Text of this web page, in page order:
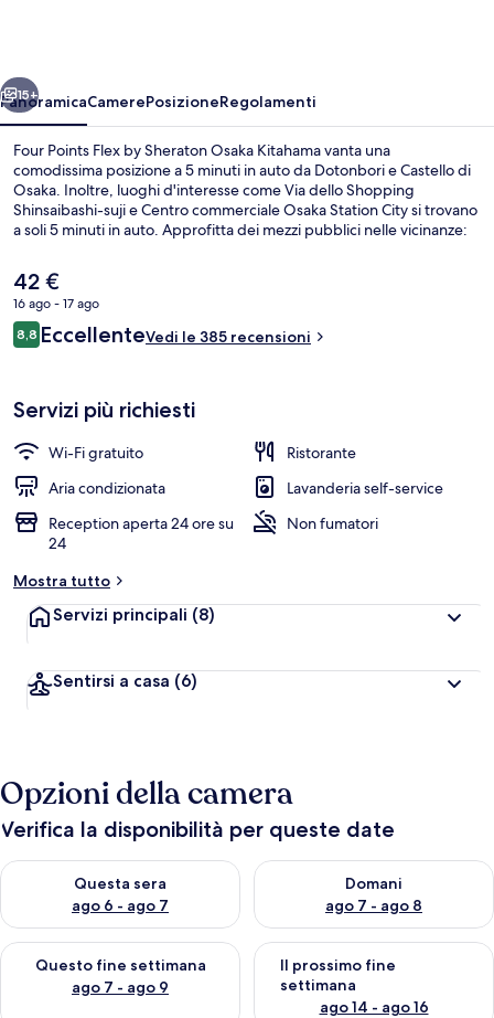
Osaka
Kitahama
Esterni
Avanti
15+
PanoramicaCamerePosizioneRegolamenti
Four Points Flex by Sheraton Osaka Kitahama vanta una
comodissima posizione a 5 minuti in auto da Dotonbori e Castello di
Osaka. Inoltre, luoghi d'interesse come Via dello Shopping
Shinsaibashi-suji e Centro commerciale Osaka Station City si trovano
a soli 5 minuti in auto. Approfitta dei mezzi pubblici nelle vicinanze:
morimachi a 13 min a piedi.
Il
prezzo
attuale
è
42 €
16 ago - 17 ago
Recensioni
8,88,8 su 10
EccellenteVedi le 385 recensioni
Servizi più richiesti
Wi-Fi gratuito
Ristorante
Aria condizionata
Lavanderia self-service
Reception aperta 24 ore su
24
Non fumatori
Mostra tutto
Servizi principali (8)
Sentirsi a casa (6)
Opzioni della camera
Verifica la disponibilità per queste date
Questa sera
ago 6 - ago 7
Verifica la disponibilità per questa sera, ago 6 - ago 7
Domani
ago 7 - ago 8
Verifica la disponibilità per
Questo fine settimana
ago 7 - ago 9
Verifica la disponibilità per questo fine settimana, ago 7 - ago
Il prossimo fine
settimana
ago 14 - ago 16
Verifica la disponibilità per il